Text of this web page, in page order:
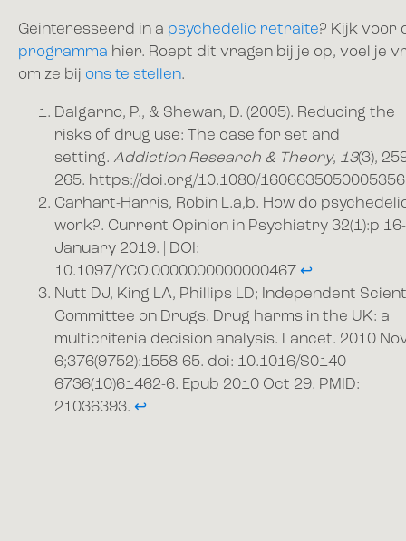
Geinteresseerd in a psychedelic retraite? Kijk voor
programma hier. Roept dit vragen bij je op, voel je
om ze bij ons te stellen.
Dalgarno, P., & Shewan, D. (2005). Reducing the
risks of drug use: The case for set and
setting. Addiction Research & Theory, 13(3),
265. https://doi.org/10.1080/
Carhart-Harris, Robin L.a,b. How do
work?. Current Opinion in Psychiatry 32(1):p
January 2019. | DOI:
10.1097/YCO.0000000000000467 ↩︎
Nutt DJ, King LA, Phillips LD; Independent
Committee on Drugs. Drug harms in the UK: a
multicriteria decision analysis. Lancet. 2010
6;376(9752):1558-65. doi: 10.1016/S0140-
6736(10)61462-6. Epub 2010 Oct 29. PMID:
21036393. ↩︎